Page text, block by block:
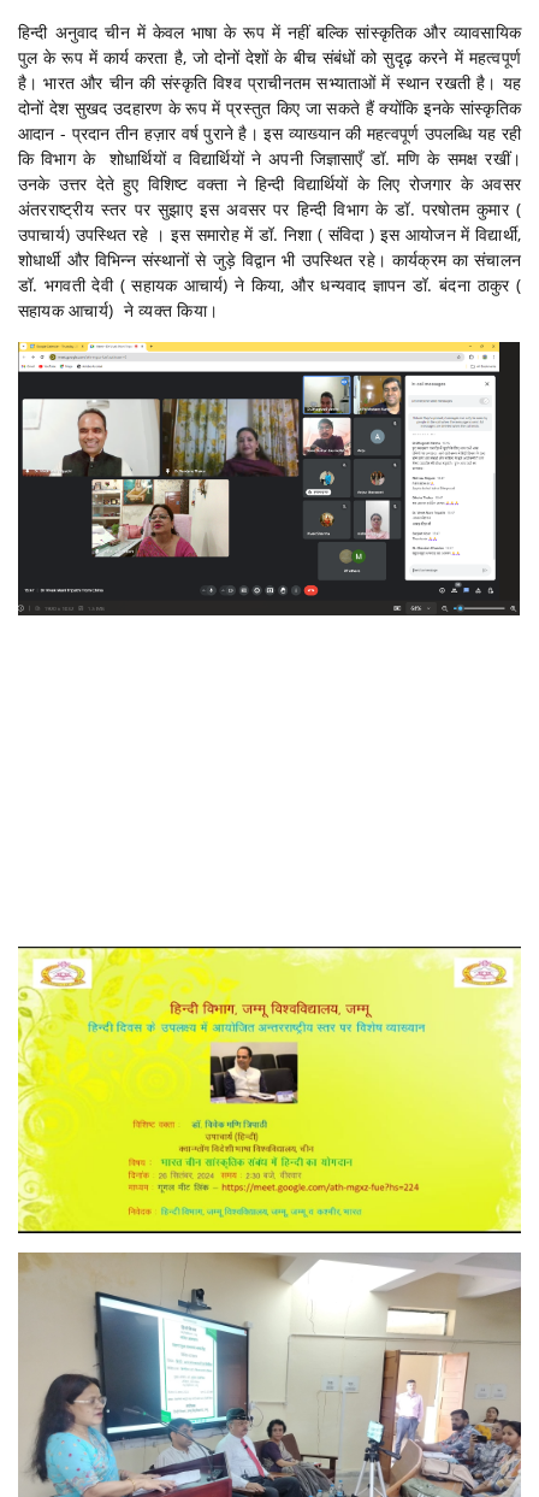
हिन्दी अनुवाद चीन में केवल भाषा के रूप में नहीं बल्कि सांस्कृतिक और व्यावसायिक
पुल के रूप में कार्य करता है, जो दोनों देशों के बीच संबंधों को सुदृढ़ करने में महत्वपूर्ण
है। भारत और चीन की संस्कृति विश्व प्राचीनतम सभ्याताओं में स्थान रखती है। यह
दोनों देश सुखद उदहारण के रूप में प्रस्तुत किए जा सकते हैं क्योंकि इनके सांस्कृतिक
आदान - प्रदान तीन हज़ार वर्ष पुराने है। इस व्याख्यान की महत्वपूर्ण उपलब्धि यह रही
कि विभाग के शोधार्थियों व विद्यार्थियों ने अपनी जिज्ञासाएँ डॉ. मणि के समक्ष रखीं।
उनके उत्तर देते हुए विशिष्ट वक्ता ने हिन्दी विद्यार्थियों के लिए रोजगार के अवसर
अंतरराष्ट्रीय स्तर पर सुझाए इस अवसर पर हिन्दी विभाग के डॉ. परषोतम कुमार (
उपाचार्य) उपस्थित रहे । इस समारोह में डॉ. निशा ( संविदा ) इस आयोजन में विद्यार्थी,
शोधार्थी और विभिन्न संस्थानों से जुड़े विद्वान भी उपस्थित रहे। कार्यक्रम का संचालन
डॉ. भगवती देवी ( सहायक आचार्य) ने किया, और धन्यवाद ज्ञापन डॉ. बंदना ठाकुर (
सहायक आचार्य) ने व्यक्त किया।